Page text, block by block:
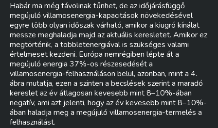
Habár ma még távolinak tűnhet, de az időjárásfüggő
megújuló villamosenergia-kapacitások növekedésével
egyre több olyan időszak várható, amikor a kiugró kínálat
messze meghaladja majd az aktuális keresletet. Amikor ez
megtörténik, a többletenergiával is szükséges valami
értelmeset kezdeni. Európa nemrégiben lépte át a
megújuló energia 37%-os részesedését a
villamosenergia-felhasználáson belül, azonban, mint a 4.
ábra mutatja, ezen a szinten a becslések szerint a maradó
kereslet az év átlagosan kevesebb mint 8–10%-ában
negatív, ami azt jelenti, hogy az év kevesebb mint 8–10%-
ában haladja meg a megújuló villamosenergia-termelés a
felhasználást.